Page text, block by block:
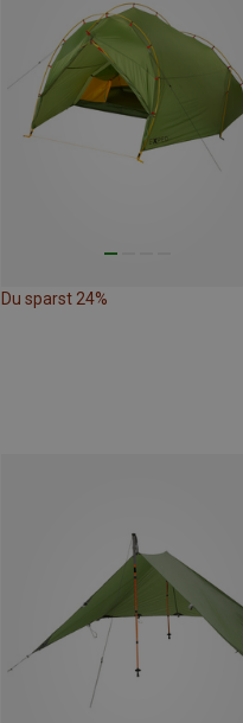
Du sparst 24%